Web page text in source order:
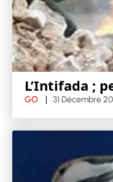
L’Intifada ;
GO 31 Décembre